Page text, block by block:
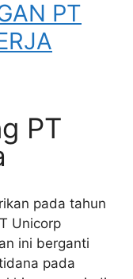
PT
PT
pada tahun
Unicorp
ini berganti
pada